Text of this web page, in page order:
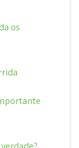
os